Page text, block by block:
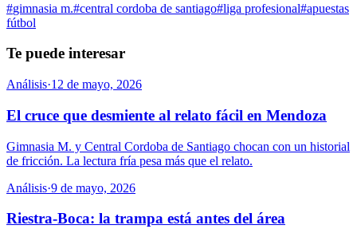
#gimnasia m.#central cordoba de santiago#liga profesional#apuestas
fútbol
Te puede interesar
Análisis·12 de mayo, 2026
El cruce que desmiente al relato fácil en Mendoza
Gimnasia M. y Central Cordoba de Santiago chocan con un historial
de fricción. La lectura fría pesa más que el relato.
Análisis·9 de mayo, 2026
Riestra-Boca: la trampa está antes del área